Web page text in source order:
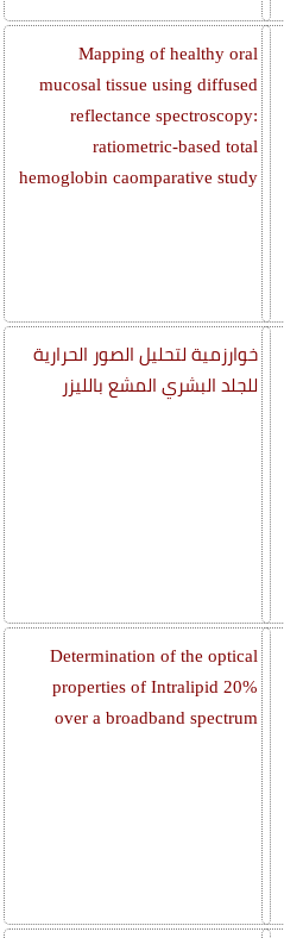
Mapping of healthy oral
mucosal tissue using diffused
reflectance spectroscopy:
ratiometric-based total
hemoglobin caomparative study
خوارزمية لتحليل الصور الحرارية
للجلد البشري المشع بالليزر
Determination of the optical
properties of Intralipid 20%
over a broadband spectrum